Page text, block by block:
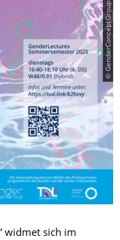
© GenderConceptGroup
widmet sich im